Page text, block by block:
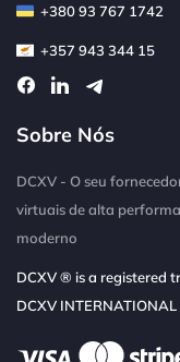
+380 93 767 1742
+357 943 344 15
Sobre Nós
DCXV - O seu
virtuais de alta
moderno
DCXV ® is a registered
DCXV INTERNATIONAL